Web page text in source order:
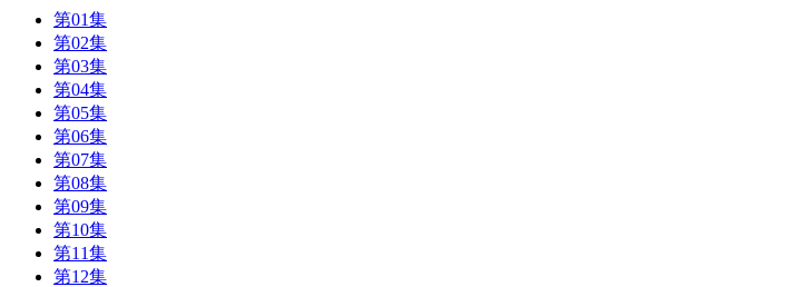
第01集
第02集
第03集
第04集
第05集
第06集
第07集
第08集
第09集
第10集
第11集
第12集